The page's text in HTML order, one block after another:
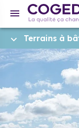
Terrains à